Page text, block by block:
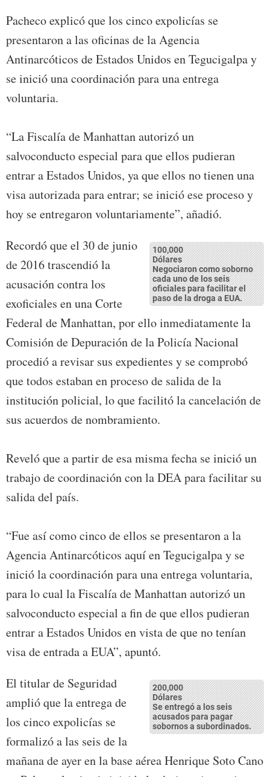
Pacheco explicó que los cinco expolicías se
presentaron a las oficinas de la Agencia
Antinarcóticos de Estados Unidos en Tegucigalpa y
se inició una coordinación para una entrega
voluntaria.
“La Fiscalía de Manhattan autorizó un
salvoconducto especial para que ellos pudieran
entrar a Estados Unidos, ya que ellos no tienen una
visa autorizada para entrar; se inició ese proceso y
hoy se entregaron voluntariamente”, añadió.
100,000
Dólares
Negociaron como soborno
cada uno de los seis
oficiales para facilitar el
paso de la droga a EUA.
Recordó que el 30 de junio
de 2016 trascendió la
acusación contra los
exoficiales en una Corte
Federal de Manhattan, por ello inmediatamente la
Comisión de Depuración de la Policía Nacional
procedió a revisar sus expedientes y se comprobó
que todos estaban en proceso de salida de la
institución policial, lo que facilitó la cancelación de
sus acuerdos de nombramiento.
Reveló que a partir de esa misma fecha se inició un
trabajo de coordinación con la DEA para facilitar su
salida del país.
“Fue así como cinco de ellos se presentaron a la
Agencia Antinarcóticos aquí en Tegucigalpa y se
inició la coordinación para una entrega voluntaria,
para lo cual la Fiscalía de Manhattan autorizó un
salvoconducto especial a fin de que ellos pudieran
entrar a Estados Unidos en vista de que no tenían
visa de entrada a EUA”, apuntó.
200,000
Dólares
Se entregó a los seis
acusados para pagar
sobornos a subordinados.
El titular de Seguridad
amplió que la entrega de
los cinco expolicías se
formalizó a las seis de la
mañana de ayer en la base aérea Henrique Soto Cano